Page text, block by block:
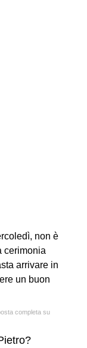
non è
cerimonia
arrivare in
un buon
completa su